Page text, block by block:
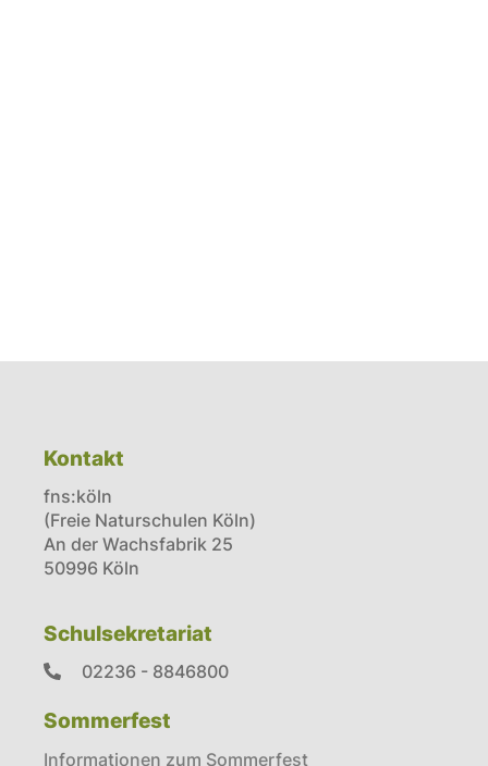
Kontakt
fns:köln
(Freie Naturschulen Köln)
An der Wachsfabrik 25
50996 Köln
Schulsekretariat
02236 - 8846800
Sommerfest
Informationen zum Sommerfest